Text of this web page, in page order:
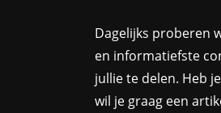
Dagelijks proberen
en informatiefste
jullie te delen. Heb
wil je graag een